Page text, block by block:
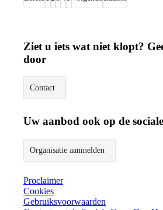
Ziet u iets wat niet klopt?
door
Contact
Uw aanbod ook op de
Organisatie aanmelden
Proclaimer
Cookies
Gebruiksvoorwaarden